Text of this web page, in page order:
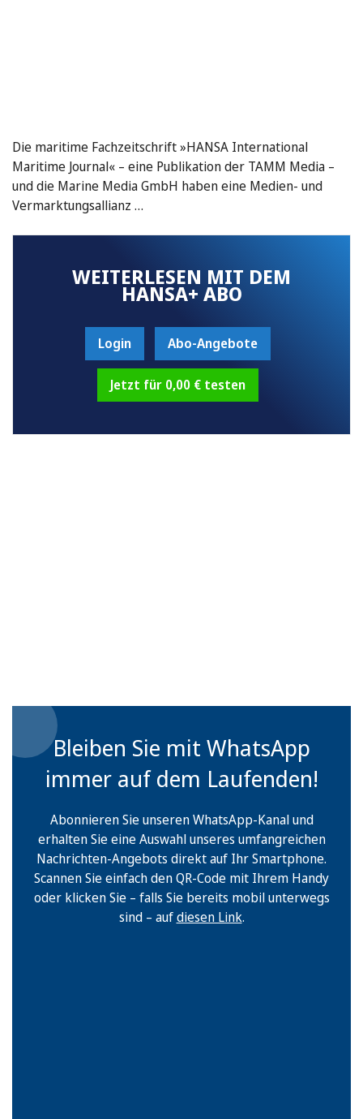
Die maritime Fachzeitschrift »HANSA International
Maritime Journal« – eine Publikation der TAMM Media –
und die Marine Media GmbH haben eine Medien- und
Vermarktungsallianz …
WEITERLESEN MIT DEM
HANSA+ ABO
Login Abo-Angebote
Jetzt für 0,00 € testen
Bleiben Sie mit WhatsApp
immer auf dem Laufenden!
Abonnieren Sie unseren WhatsApp-Kanal und
erhalten Sie eine Auswahl unseres umfangreichen
Nachrichten-Angebots direkt auf Ihr Smartphone.
Scannen Sie einfach den QR-Code mit Ihrem Handy
oder klicken Sie – falls Sie bereits mobil unterwegs
sind – aufdiesen Link.